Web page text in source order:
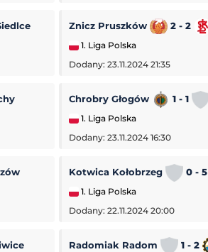
Znicz Pruszków 2 - 2
1. Liga Polska
Dodany: 23.11.2024 21:35
Chrobry Głogów 1 - 1
1. Liga Polska
Dodany: 23.11.2024 16:30
Kotwica Kołobrzeg 0 - 5
1. Liga Polska
Dodany: 22.11.2024 20:00
Radomiak Radom 1 - 2